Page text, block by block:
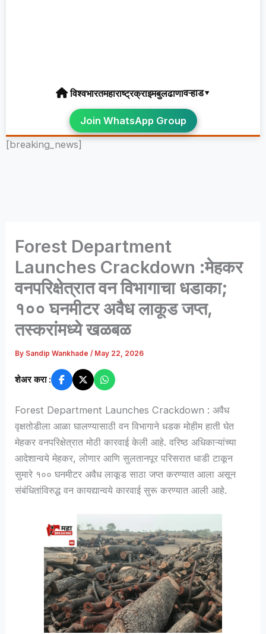
विश्वभारतमहाराष्ट्रक्राइमबुलढाणावऱ्हाड▾
Join WhatsApp Group
[breaking_news]
Forest Department
Launches Crackdown :मेहकर
वनपरिक्षेत्रात वन विभागाचा धडाका;
१०० घनमीटर अवैध लाकूड जप्त,
तस्करांमध्ये खळबळ
By Sandip Wankhade/ May 22, 2026
शेअर करा :
Forest Department Launches Crackdown : अवैध
वृक्षतोडीला आळा घालण्यासाठी वन विभागाने धडक मोहीम हाती घेत
मेहकर वनपरिक्षेत्रात मोठी कारवाई केली आहे. वरिष्ठ अधिकाऱ्यांच्या
आदेशान्वये मेहकर, लोणार आणि सुलतानपूर परिसरात धाडी टाकून
सुमारे १०० घनमीटर अवैध लाकूड साठा जप्त करण्यात आला असून
संबंधितांविरुद्ध वन कायद्यान्वये कारवाई सुरू करण्यात आली आहे.